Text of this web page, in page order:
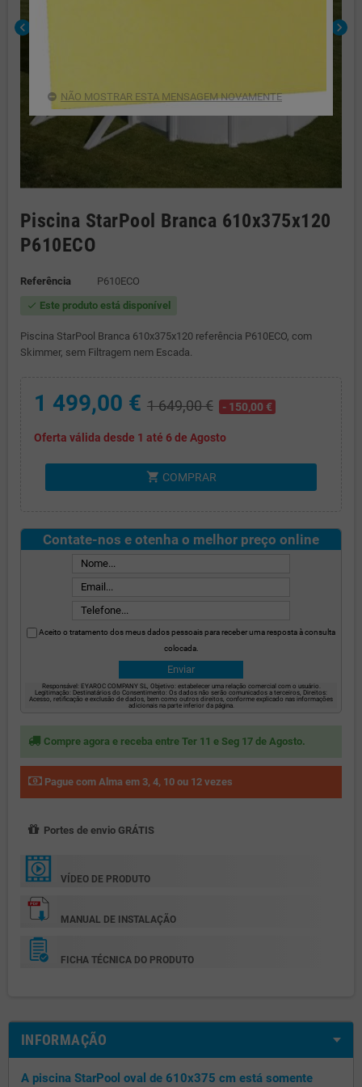
chevron_left chevron_right
Piscina StarPool Branca 610x375x120
P610ECO
Referência P610ECO
check Este produto está disponível
Piscina StarPool Branca 610x375x120 referência P610ECO, com
Skimmer, sem Filtragem nem Escada.
1 499,00 € 1 649,00 € - 150,00 €
Oferta válida desde 1 até 6 de Agosto
shopping_cart COMPRAR
Contate-nos e otenha o melhor preço online
Aceito o tratamento dos meus dados pessoais para receber uma resposta à consulta
colocada.
Responsável: EYAROC COMPANY SL, Objetivo: estabelecer uma relação comercial com o usuário.
Legitimação: Destinatários do Consentimento: Os dados não serão comunicados a terceiros, Direitos:
Acesso, retificação e exclusão de dados, bem como outros direitos, conforme explicado nas informações
adicionais na parte inferior da página.
Compre agora e receba entre Ter 11 e Seg 17 de Agosto.
Pague com Alma em 3, 4, 10 ou 12 vezes
Portes de envio GRÁTIS
VÍDEO DE PRODUTO
MANUAL DE INSTALAÇÃO
FICHA TÉCNICA DO PRODUTO
INFORMAÇÃO
A piscina StarPool oval de 610x375 cm está somente
NÃO MOSTRAR ESTA MENSAGEM NOVAMENTE